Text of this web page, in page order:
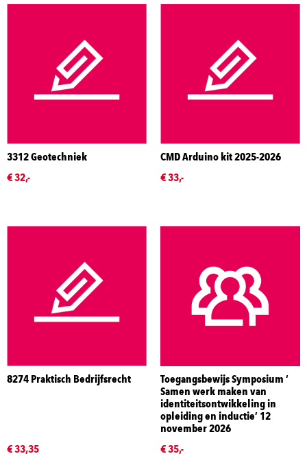
3312 Geotechniek
€ 32,-
CMD Arduino kit 2025-2026
€ 33,-
8274 Praktisch Bedrijfsrecht
€ 33,35
Toegangsbewijs Symposium ‘
Samen werk maken van
identiteitsontwikkeling in
opleiding en inductie’ 12
november 2026
€ 35,-